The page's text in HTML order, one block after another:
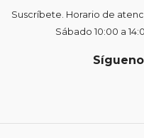
Suscríbete. Horario de
Sábado 10:00 a